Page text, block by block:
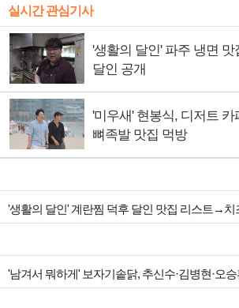
실시간 관심기사
'생활의 달인' 파주 냉면
달인 공개
'미우새' 현봉식, 디저트
뼈족발 맛집 먹방
'생활의 달인' 계란찜 덕후 달인 맛집 리스트→치
'남겨서 뭐하게' 보자기솥닭, 추신수·김병현·오